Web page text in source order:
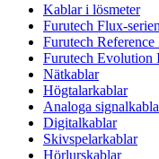
Kablar i lösmeter
Furutech Flux-serien
Furutech Reference
Furutech Evolution
Nätkablar
Högtalarkablar
Analoga
Digitalkablar
Skivspelarkablar
Hörlurskablar